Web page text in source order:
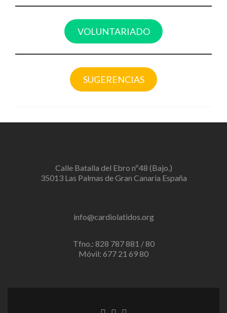
VOLUNTARIADO
SUGERENCIAS
Calle Batalla del Ebro nº48 (Bajo.)
35013 Las Palmas de Gran Canaria España
info@cardiolatidos.org
Tfno.: 828 787 881 / 80
Móvil: 677 21 69 80